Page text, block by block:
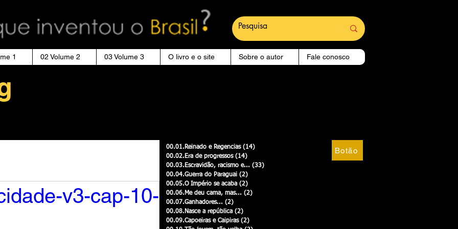
1 02 Volume 2 03 Volume 3 O livro e o site Sobre o autor Fale conosco
00.03.Escravidão, racismo e...
v3-cap-10-
00.01.Reinado e Regencias (14)
00.02.Era de progressos (14)
00.03.Escravidão, racismo e... (33)
00.04.Guerra do Paraguai (2)
00.05.O Império se acaba (2)
00.06.Me deu cama, mas... (2)
00.07.Ganhadores... (2)
00.08.Nasce a república (2)
00.09.Capoeiras e Caipiras (2)
Botão